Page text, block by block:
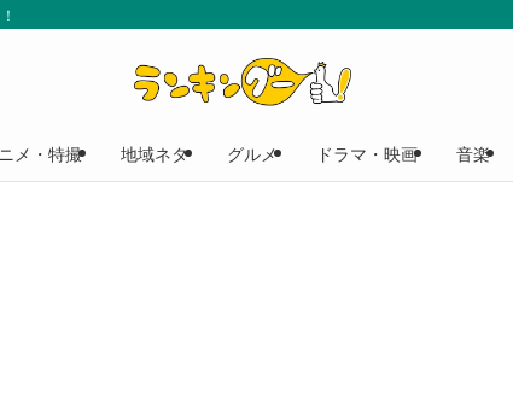
メ・特撮 地域ネタ グルメ ドラマ・映画 音楽